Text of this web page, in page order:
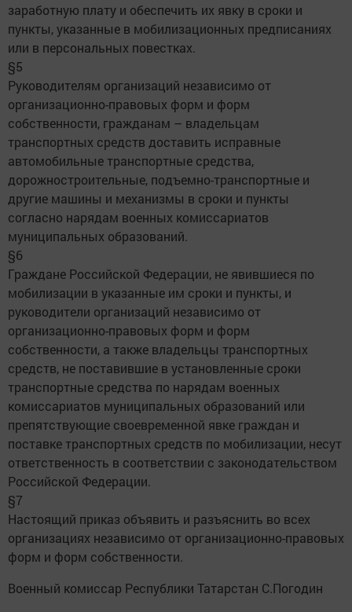
заработную плату и обеспечить их явку в сроки и
пункты, указанные в мобилизационных предписаниях
или в персональных повестках.
§5
Руководителям организаций независимо от
организационно-правовых форм и форм
собственности, гражданам – владельцам
транспортных средств доставить исправные
автомобильные транспортные средства,
дорожностроительные, подъемно-транспортные и
другие машины и механизмы в сроки и пункты
согласно нарядам военных комиссариатов
муниципальных образований.
§6
Граждане Российской Федерации, не явившиеся по
мобилизации в указанные им сроки и пункты, и
руководители организаций независимо от
организационно-правовых форм и форм
собственности, а также владельцы транспортных
средств, не поставившие в установленные сроки
транспортные средства по нарядам военных
комиссариатов муниципальных образований или
препятствующие своевременной явке граждан и
поставке транспортных средств по мобилизации, несут
ответственность в соответствии с законодательством
Российской Федерации.
§7
Настоящий приказ объявить и разъяснить во всех
организациях независимо от организационно-правовых
форм и форм собственности.
Военный комиссар Республики Татарстан С.Погодин